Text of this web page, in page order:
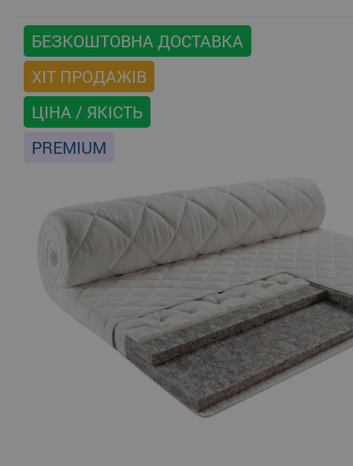
БЕЗКОШТОВНА ДОСТАВКА
ХІТ ПРОДАЖІВ
ЦІНА / ЯКІСТЬ
PREMIUM